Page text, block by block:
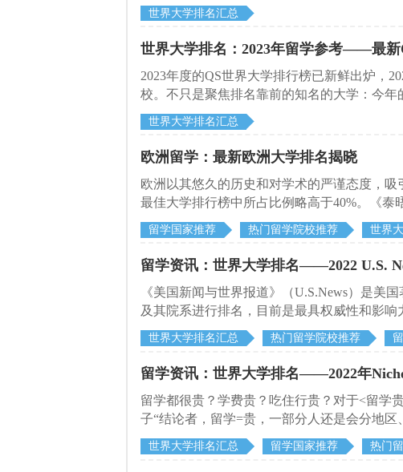
因，吸引了众多学生都去新加坡留学。相信
校的时候，首先就要了解新加坡艺术类大学排
世界大学排名汇总
世界大学排名：2023年留学参考——最新
2023年度的QS世界大学排行榜已新鲜出炉，
校。不只是聚焦排名靠前的知名的大学：今
的大学。
世界大学排名汇总
欧洲留学：最新欧洲大学排名揭晓
欧洲以其悠久的历史和对学术的严谨态度，
最佳大学排行榜中所占比例略高于40%。《泰
进行了排名。其中550多家在欧洲。英国的牛
101所英国大学也出现在排行榜中。西班牙是
学中，瑞士的苏黎世联邦理工学院排名最高，
其他排名前10的欧洲大学包括英国、瑞士和德
留学国家推荐 热门留学院校推荐 世界
留学资讯：世界大学排名——2022 U.S.
《美国新闻与世界报道》（U.S.News）是美
及其院系进行排名，目前是最具权威性和影
的同学来说具有一定的参考价值。今天我们就
研究生院上榜了呢？
世界大学排名汇总 热门留学院校推荐
留学资讯：世界大学排名——2022年
留学都很贵？学费贵？吃住行贵？对于<留学
子“结论者，留学=贵，一部分人还是会分地
个“贵”呢？有这些大学“贵”吗？
世界大学排名汇总 留学国家推荐 热门